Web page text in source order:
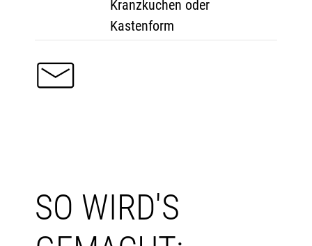
Kranzkuchen oder
Kastenform
SO WIRD'S